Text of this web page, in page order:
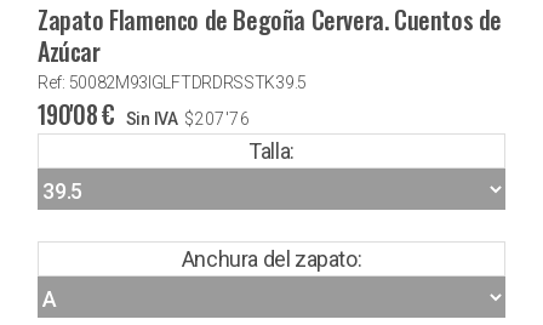
Zapato Flamenco de Begoña Cervera. Cuentos de
Azúcar
Ref: 50082M93IGLFTDRDRSSTK39.5
190'08€ Sin IVA $207'76
Talla:
Anchura del zapato: